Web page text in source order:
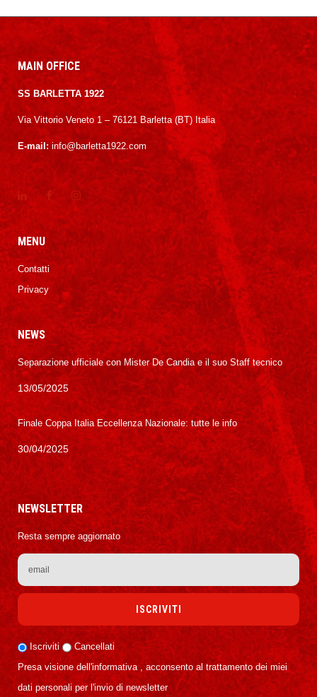
MAIN OFFICE
SS BARLETTA 1922
Via Vittorio Veneto 1 – 76121 Barletta (BT) Italia
E-mail: info@barletta1922.com
MENU
Contatti
Privacy
NEWS
Separazione ufficiale con Mister De Candia e il suo Staff tecnico
13/05/2025
Finale Coppa Italia Eccellenza Nazionale: tutte le info
30/04/2025
NEWSLETTER
Resta sempre aggiornato
Iscriviti
Cancellati
Presa visione dell'informativa , acconsento al trattamento dei miei
dati personali per l'invio di newsletter